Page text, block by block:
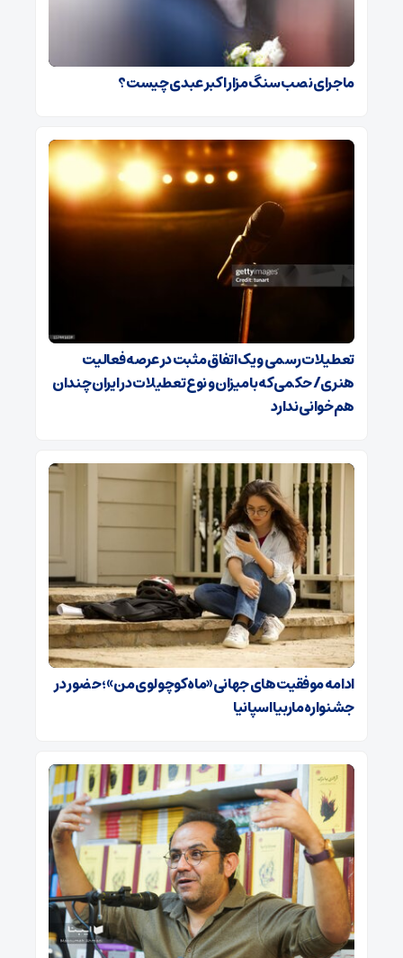
ماجرای نصب سنگ مزار اکبر عبدی چیست؟
تعطیلات رسمی و یک اتفاق مثبت در عرصه فعالیت
هنری/ حکمی که با میزان و نوع تعطیلات در ایران چندان
هم‌خوانی ندارد
ادامه موفقیت‌های جهانی «ماه کوچولوی من»؛ حضور در
جشنواره ماربیا اسپانیا